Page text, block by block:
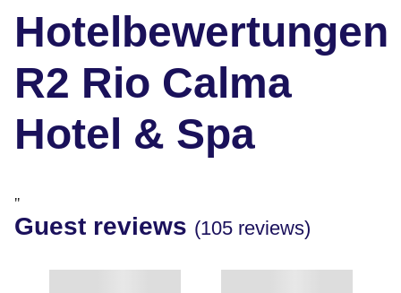
Hotelbewertungen
R2 Rio Calma
Hotel & Spa
"
Guest reviews (105 reviews)